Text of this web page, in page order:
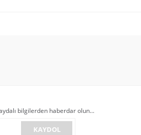
bilgilerden haberdar olun...
KAYDOL